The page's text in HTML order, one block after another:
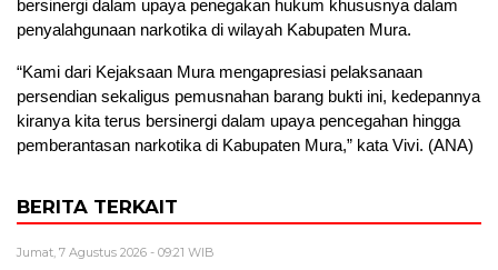
bersinergi dalam upaya penegakan hukum khususnya dalam
penyalahgunaan narkotika di wilayah Kabupaten Mura.
“Kami dari Kejaksaan Mura mengapresiasi pelaksanaan
persendian sekaligus pemusnahan barang bukti ini, kedepannya
kiranya kita terus bersinergi dalam upaya pencegahan hingga
pemberantasan narkotika di Kabupaten Mura,” kata Vivi. (ANA)
BERITA TERKAIT
Jumat, 7 Agustus 2026 - 09:21 WIB